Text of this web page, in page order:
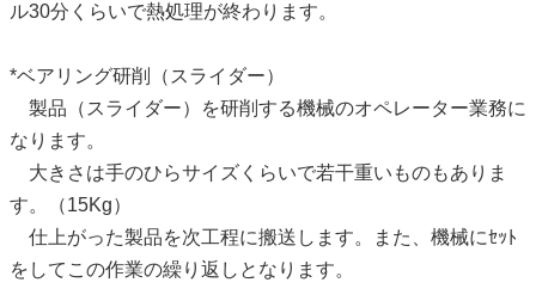
ル30分くらいで熱処理が終わります。
*ベアリング研削（スライダー）
製品（スライダー）を研削する機械のオペレーター業務に
なります。
大きさは手のひらサイズくらいで若干重いものもありま
す。（15Kg）
仕上がった製品を次工程に搬送します。また、機械にｾｯﾄ
をしてこの作業の繰り返しとなります。